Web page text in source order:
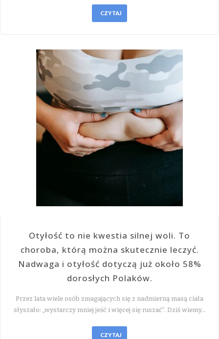
CZYTAJ
Otyłość to nie kwestia silnej woli. To
choroba, którą można skutecznie leczyć.
Nadwaga i otyłość dotyczą już około 58%
dorosłych Polaków.
Przez lata wiele osób zmagających się z nadmierną masą ciała
słyszało: „wystarczy mniej jeść i więcej się ruszać”. Dziś wiemy…
CZYTAJ